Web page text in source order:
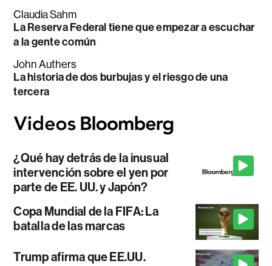
Claudia Sahm
La Reserva Federal tiene que empezar a escuchar
a la gente común
John Authers
La historia de dos burbujas y el riesgo de una
tercera
¿Qué hay detrás de la inusual
intervención sobre el yen por
parte de EE. UU. y Japón?
Copa Mundial de la FIFA: La
batalla de las marcas
Trump afirma que EE.UU.